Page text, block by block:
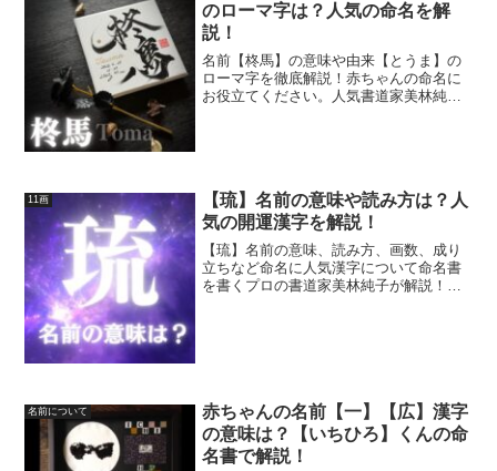
のローマ字は？人気の命名を解
説！
名前【柊馬】の意味や由来【とうま】の
ローマ字を徹底解説！赤ちゃんの命名に
お役立てください。人気書道家美林純子
11画
【琉】名前の意味や読み方は？人
気の開運漢字を解説！
【琉】名前の意味、読み方、画数、成り
立ちなど命名に人気漢字について命名書
を書くプロの書道家美林純子が解説！開
名前について
赤ちゃんの名前【一】【広】漢字
の意味は？【いちひろ】くんの命
名書で解説！